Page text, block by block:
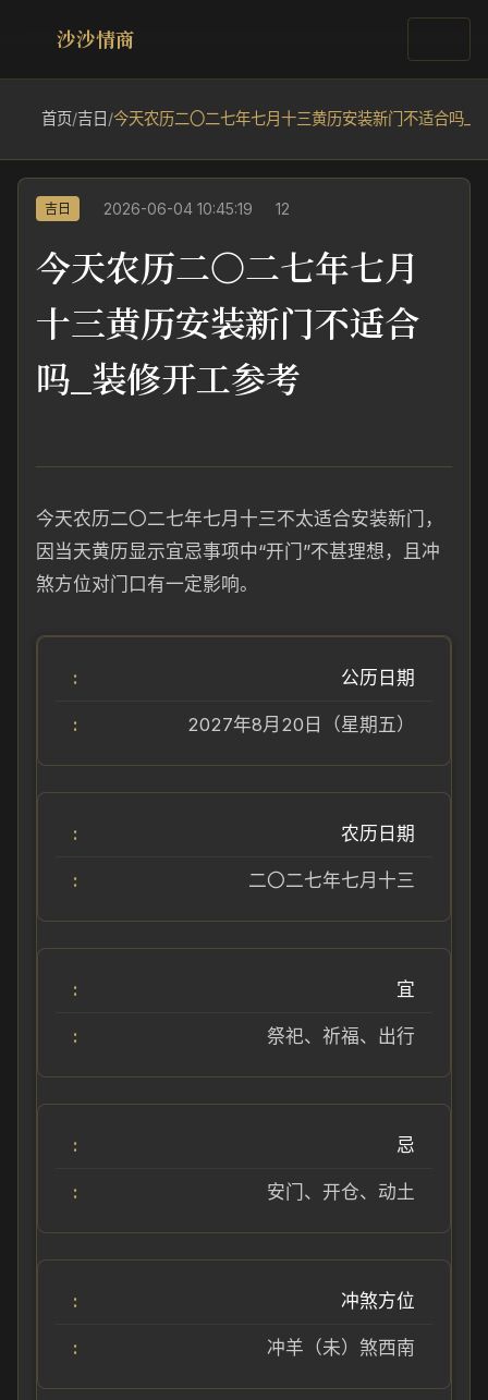
沙沙情商
首页/吉日 /今天农历二〇二七年七月十三黄历安装新门不适合吗_
吉日 2026-06-04 10:45:19 12
今天农历二〇二七年七月
十三黄历安装新门不适合
吗_装修开工参考
今天农历二〇二七年七月十三不太适合安装新门，
因当天黄历显示宜忌事项中“开门”不甚理想，且冲
煞方位对门口有一定影响。
公历日期
2027年8月20日（星期五）
农历日期
二〇二七年七月十三
宜
祭祀、祈福、出行
忌
安门、开仓、动土
冲煞方位
冲羊（未）煞西南